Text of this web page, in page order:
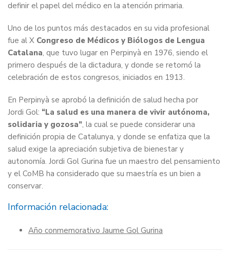
definir el papel del médico en la atención primaria.
Uno de los puntos más destacados en su vida profesional
fue al X Congreso de Médicos y Biólogos de Lengua
Catalana, que tuvo lugar en Perpinyà en 1976, siendo el
primero después de la dictadura, y donde se retomó la
celebración de estos congresos, iniciados en 1913.
En Perpinyà se aprobó la definición de salud hecha por
Jordi Gol: “La salud es una manera de vivir autónoma,
solidaria y gozosa”, la cual se puede considerar una
definición propia de Catalunya, y donde se enfatiza que la
salud exige la apreciación subjetiva de bienestar y
autonomía. Jordi Gol Gurina fue un maestro del pensamiento
y el CoMB ha considerado que su maestría es un bien a
conservar.
Información relacionada:
Año conmemorativo Jaume Gol Gurina